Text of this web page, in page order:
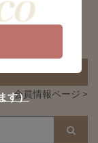
会員情報ページ >
す）